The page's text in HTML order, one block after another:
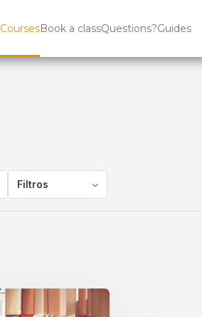
CoursesBook a classQuestions?Guides
Filtros